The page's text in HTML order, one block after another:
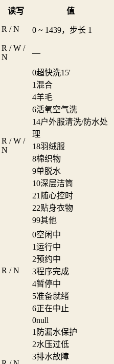
读写
值
R / N 0 ~ 1439，步长 1
R / W /
N
—
R / W /
N
0超快洗15'
1 混合
4羊毛
6活氧空气洗
14户外服清洗/防水处
理
18羽绒服
8棉织物
9单脱水
10深层洁筒
21 随心控时
22贴身衣物
99其他
R / N
0空闲中
1运行中
2预约中
3程序完成
4暂停中
5准备就绪
6正在中止
0null
1 防漏水保护
2水压过低
3排水故障